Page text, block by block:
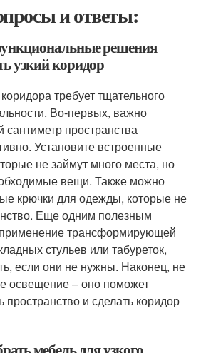
и ответы:
решения
узкий коридор
требует тщательного
Во-первых, важно
сантиметр пространства
Установите встроенные
не займут много места, но
вещи. Также можно
крючки для одежды, которые не
Еще одним полезным
трансформирующей
стульев или табуреток,
если они не нужны. Наконец, не
освещение – оно поможет
пространство и сделать коридор